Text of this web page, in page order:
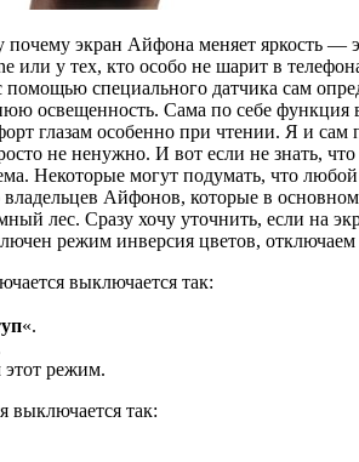
почему экран Айфона меняет яркость —
или у тех, кто особо не шарит в
специального датчика сам
освещенность. Сама по себе функция
глазам особенно при чтении. Я и сам
не ненужно. И вот если не знать,
Некоторые могут подумать, что любой
владельцев Айфонов, которые в
лес. Сразу хочу уточнить, если на
режим инверсия цветов, отключаем
выключается так:
«.
режим.
выключается так: